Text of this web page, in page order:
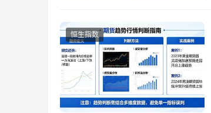
恒生指数